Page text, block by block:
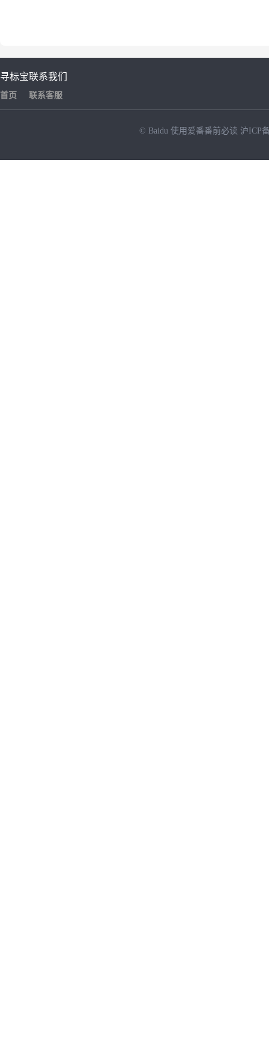
寻标宝
首页
联系我们
联系客服
© Baidu 使用爱番番前必读 沪ICP